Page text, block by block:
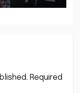
Required